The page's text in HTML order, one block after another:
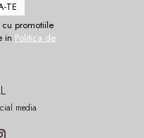
cu promotiile
in Politica de
media